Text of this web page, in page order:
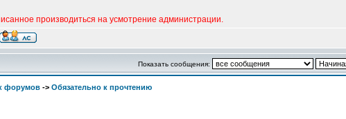
производиться на усмотрение администрации.
Показать сообщения:
форумов -> Обязательно к прочтению